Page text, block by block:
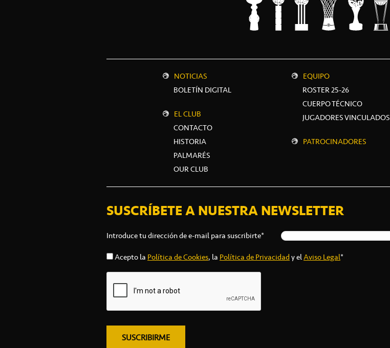
NOTICIAS
BOLETÍN DIGITAL
EL CLUB
CONTACTO
HISTORIA
PALMARÉS
OUR CLUB
EQUIPO
ROSTER 25-26
CUERPO TÉCNICO
JUGADORES VINCULADOS
PATROCINADORES
SUSCRÍBETE A NUESTRA NEWSLETTER
Introduce tu dirección de e-mail para suscribirte*
Acepto la Política de Cookies, la Política de Privacidady elAviso Legal*